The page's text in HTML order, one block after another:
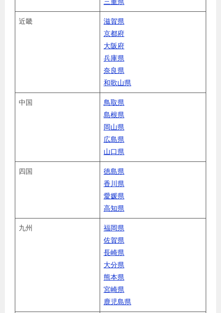
近畿
滋賀県
京都府
大阪府
兵庫県
奈良県
和歌山県
中国
鳥取県
島根県
岡山県
広島県
山口県
四国
徳島県
香川県
愛媛県
高知県
九州
福岡県
佐賀県
長崎県
大分県
熊本県
宮崎県
鹿児島県